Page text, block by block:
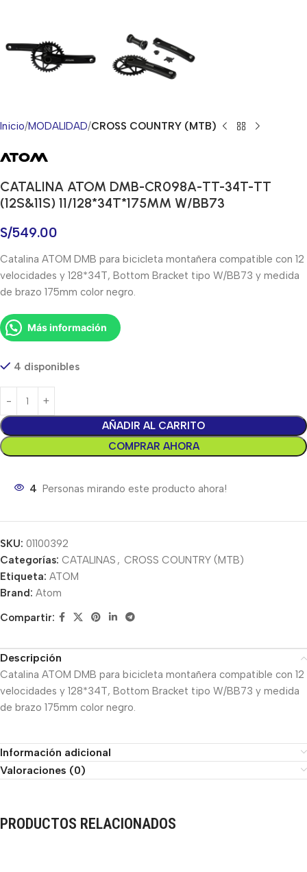
Inicio MODALIDAD CROSS COUNTRY (MTB)
CATALINA ATOM DMB-CR098A-TT-34T-TT
(12S&11S) 11/128*34T*175MM W/BB73
S/549.00
Catalina ATOM DMB para bicicleta montañera compatible con 12
velocidades y 128*34T, Bottom Bracket tipo W/BB73 y medida
de brazo 175mm color negro.
Más información
4 disponibles
AÑADIR AL CARRITO
COMPRAR AHORA
4 Personas mirando este producto ahora!
SKU: 01100392
Categorías: CATALINAS , CROSS COUNTRY (MTB)
Etiqueta: ATOM
Brand: Atom
Compartir:
Descripción
Catalina ATOM DMB para bicicleta montañera compatible con 12
velocidades y 128*34T, Bottom Bracket tipo W/BB73 y medida
de brazo 175mm color negro.
Información adicional
Valoraciones (0)
PRODUCTOS RELACIONADOS